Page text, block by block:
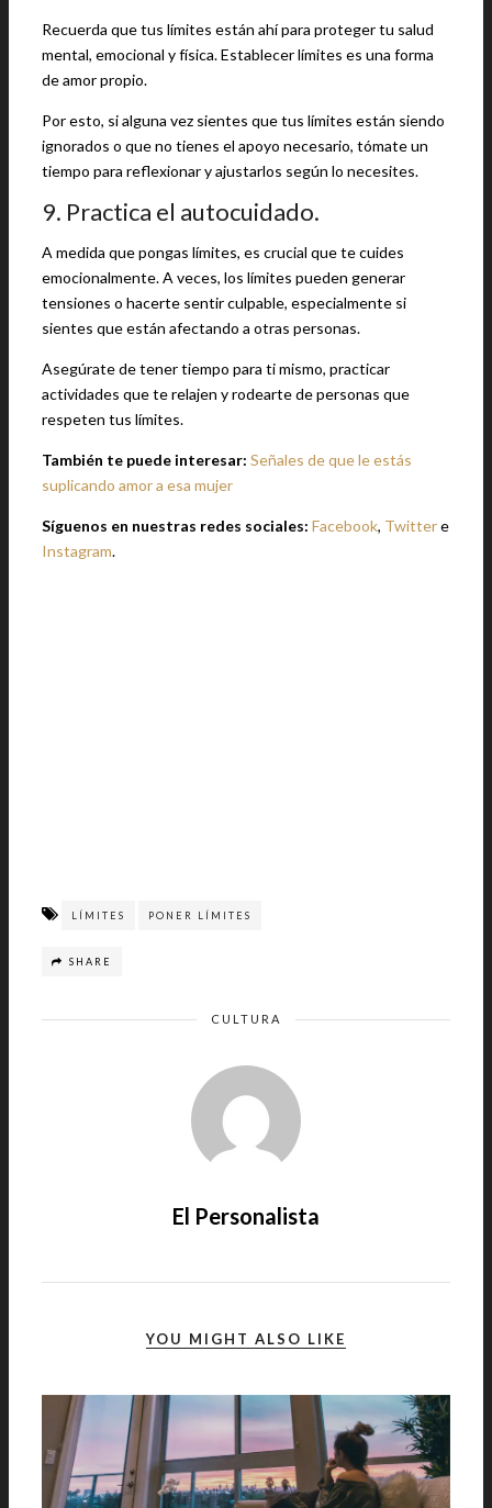
Recuerda que tus límites están ahí para proteger tu salud
mental, emocional y física. Establecer límites es una forma
de amor propio.
Por esto, si alguna vez sientes que tus límites están siendo
ignorados o que no tienes el apoyo necesario, tómate un
tiempo para reflexionar y ajustarlos según lo necesites.
9. Practica el autocuidado.
A medida que pongas límites, es crucial que te cuides
emocionalmente. A veces, los límites pueden generar
tensiones o hacerte sentir culpable, especialmente si
sientes que están afectando a otras personas.
Asegúrate de tener tiempo para ti mismo, practicar
actividades que te relajen y rodearte de personas que
respeten tus límites.
También te puede interesar: Señales de que le estás
suplicando amor a esa mujer
Síguenos en nuestras redes sociales: Facebook, Twittere
Instagram.
LÍMITES PONER LÍMITES
SHARE
CULTURA
El Personalista
YOU MIGHT ALSO LIKE